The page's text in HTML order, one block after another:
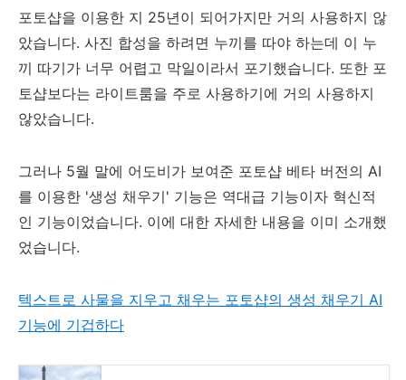
포토샵을 이용한 지 25년이 되어가지만 거의 사용하지 않
았습니다. 사진 합성을 하려면 누끼를 따야 하는데 이 누
끼 따기가 너무 어렵고 막일이라서 포기했습니다. 또한 포
토샵보다는 라이트룸을 주로 사용하기에 거의 사용하지
않았습니다.
그러나 5월 말에 어도비가 보여준 포토샵 베타 버전의 AI
를 이용한 '생성 채우기' 기능은 역대급 기능이자 혁신적
인 기능이었습니다. 이에 대한 자세한 내용을 이미 소개했
었습니다.
텍스트로 사물을 지우고 채우는 포토샵의 생성 채우기 AI
기능에 기겁하다